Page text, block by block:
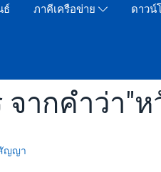
ธ์ ภาคีเครือข่าย ดาว
ากคำว่า"
ญญา